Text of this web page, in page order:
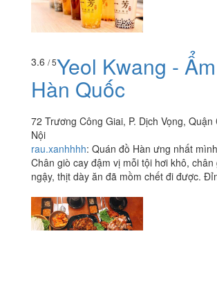
3.6 / 5Yeol Kwang -
Hàn Quốc
72 Trương Công Giai, P. Dịch Vọng, Quận
Nội
rau.xanhhhh: Quán đồ Hàn ưng nhất
Chân giò cay đậm vị mỗi tội hơi khô, chân
ngậy, thịt dày ăn đã mồm chết đi được.